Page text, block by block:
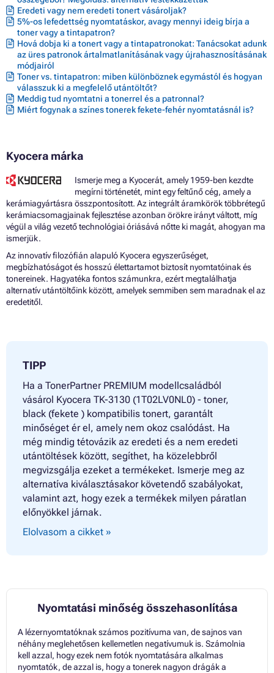
Eredeti vagy nem eredeti tonert vásároljak?
5%-os lefedettség nyomtatáskor, avagy mennyi ideig bírja a
toner vagy a tintapatron?
Hová dobja ki a tonert vagy a tintapatronokat: Tanácsokat adunk
az üres patronok ártalmatlanításának vagy újrahasznosításának
módjairól
Toner vs. tintapatron: miben különböznek egymástól és hogyan
válasszuk ki a megfelelő utántöltőt?
Meddig tud nyomtatni a tonerrel és a patronnal?
Miért fogynak a színes tonerek fekete-fehér nyomtatásnál is?
Kyocera márka
Ismerje meg a Kyocerát, amely 1959-ben kezdte
megírni történetét, mint egy feltűnő cég, amely a
kerámiagyártásra összpontosított. Az integrált áramkörök többrétegű
kerámiacsomagjainak fejlesztése azonban örökre irányt váltott, míg
végül a világ vezető technológiai óriásává nőtte ki magát, ahogyan ma
ismerjük.
Az innovatív filozófián alapuló Kyocera egyszerűséget,
megbízhatóságot és hosszú élettartamot biztosít nyomtatóinak és
tonereinek. Hagyatéka fontos számunkra, ezért megtalálhatja
alternatív utántöltőink között, amelyek semmiben sem maradnak el az
eredetitől.
TIPP
Ha a TonerPartner PREMIUM modellcsaládból
vásárol Kyocera TK-3130 (1T02LV0NL0) - toner,
black (fekete ) kompatibilis tonert, garantált
minőséget ér el, amely nem okoz csalódást. Ha
még mindig tétovázik az eredeti és a nem eredeti
utántöltések között, segíthet, ha közelebbről
megvizsgálja ezeket a termékeket. Ismerje meg az
alternatíva kiválasztásakor követendő szabályokat,
valamint azt, hogy ezek a termékek milyen páratlan
előnyökkel járnak.
Elolvasom a cikket »
Nyomtatási minőség összehasonlítása
A lézernyomtatóknak számos pozitívuma van, de sajnos van
néhány meglehetősen kellemetlen negatívumuk is. Számolnia
kell azzal, hogy ezek nem fotók nyomtatására alkalmas
nyomtatók, de azzal is, hogy a tonerek nagyon drágák a